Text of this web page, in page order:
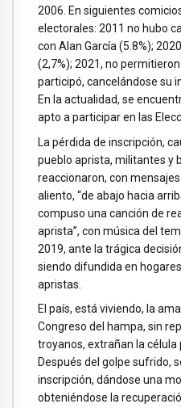
2006. En siguientes
electorales: 2011 no hubo
con Alan García (5.8%);
(2,7%); 2021, no
participó, cancelándose su
En la actualidad, se
apto a participar en las
La pérdida de inscripción,
pueblo aprista, militantes y
reaccionaron, con
aliento, “de abajo hacia
compuso una canción de
aprista”, con música del
2019, ante la trágica
siendo difundida en
apristas.
El país, está viviendo, la
Congreso del hampa, sin
troyanos, extrañan la
Después del golpe sufrido,
inscripción, dándose una
obteniéndose la